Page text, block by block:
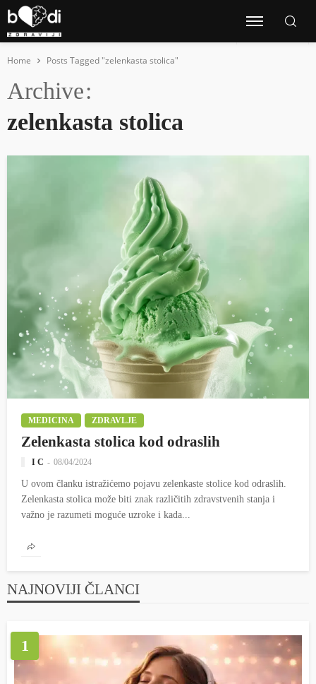
Home Posts Tagged "zelenkasta stolica"
Archive
zelenkasta stolica
MEDICINA ZDRAVLJE
Zelenkasta stolica kod odraslih
I C 08/04/2024
U ovom članku istražićemo pojavu zelenkaste stolice kod odraslih.
Zelenkasta stolica može biti znak različitih zdravstvenih stanja i
važno je razumeti moguće uzroke i kada...
NAJNOVIJI ČLANCI
1